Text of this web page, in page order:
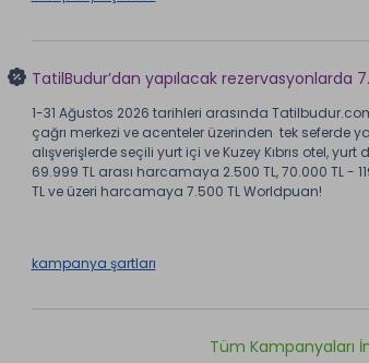
TatilBudur’dan yapılacak rezervasyonlarda
1-31 Ağustos 2026 tarihleri arasında
çağrı merkezi ve acenteler üzerinden tek seferde
alışverişlerde seçili yurt içi ve Kuzey Kıbrıs otel,
69.999 TL arası harcamaya 2.500 TL, 70.000 TL -
TL ve üzeri harcamaya 7.500 TL Worldpuan!
kampanya şartları
Tüm Kampanyaları